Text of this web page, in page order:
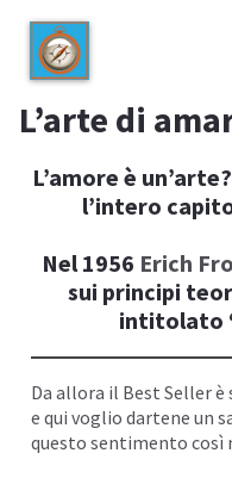
L’arte di
L’amore è
l’intero
Nel 1956 Erich
sui principi
intitolato
Da allora il Best Sellerè
e qui voglio dartene un
questo sentimento così